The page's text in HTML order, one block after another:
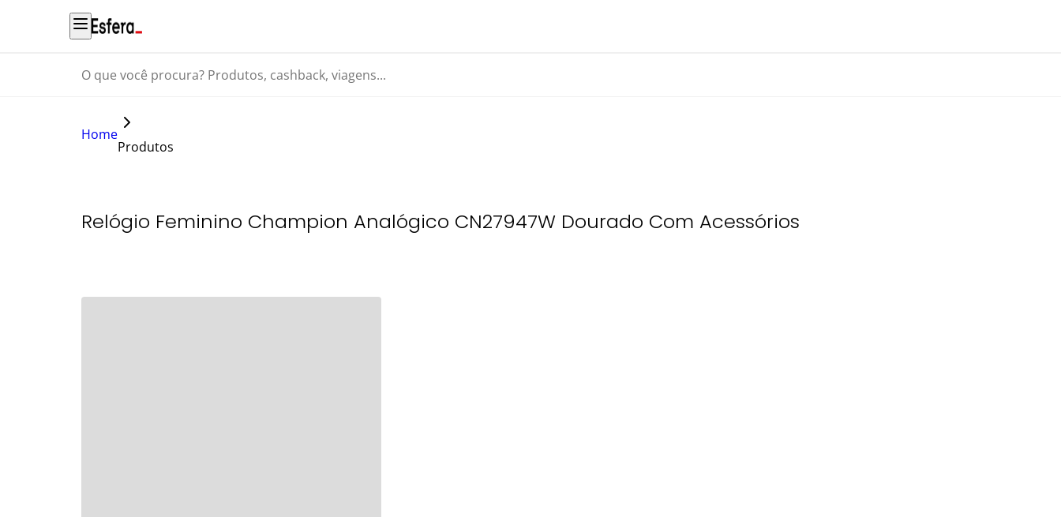
O que você procura? Produtos, cashback, viagens...
Home
Produtos
Relógio Feminino Champion Analógico CN27947W Dourado Com Acessórios